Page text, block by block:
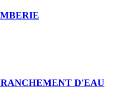
D'EAU